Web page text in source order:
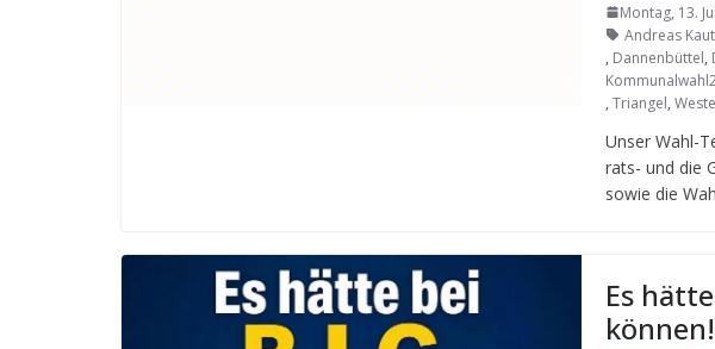
Montag, 13.
Andreas
, Dannenbüttel,
, Triangel,
Unser Wahl-
rats- und die
sowie die
Es
können!